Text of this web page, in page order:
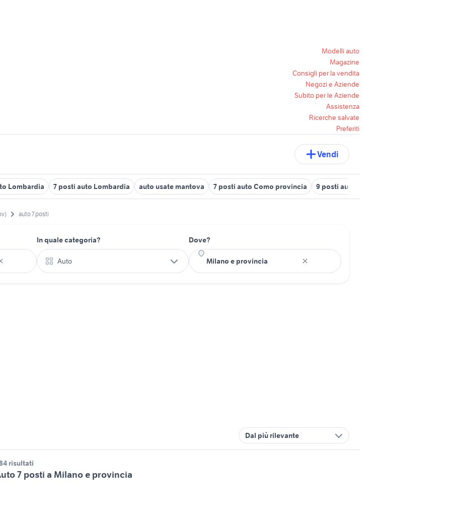
Modelli auto
Magazine
Consigli per la vendita
Negozi e Aziende
Subito per le Aziende
Assistenza
Ricerche salvate
Preferiti
Vendi
Lombardia 7 posti auto Lombardia auto usate mantova 7 posti auto Como provincia 9 posti auto Lombardia
auto 7 posti
In quale categoria?
Auto
Dove?
Dal più rilevante
risultati
7 posti a Milano e provincia